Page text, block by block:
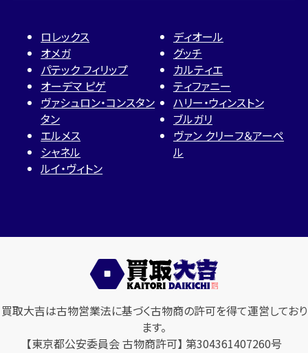
ロレックス
オメガ
パテック フィリップ
オーデマ ピゲ
ヴァシュロン・コンスタン
タン
エルメス
シャネル
ルイ・ヴィトン
ディオール
グッチ
カルティエ
ティファニー
ハリー・ウィンストン
ブルガリ
ヴァン クリーフ＆アーペ
ル
買取大吉は古物営業法に基づく古物商の許可を得て運営しており
ます。
【東京都公安委員会 古物商許可】 第304361407260号